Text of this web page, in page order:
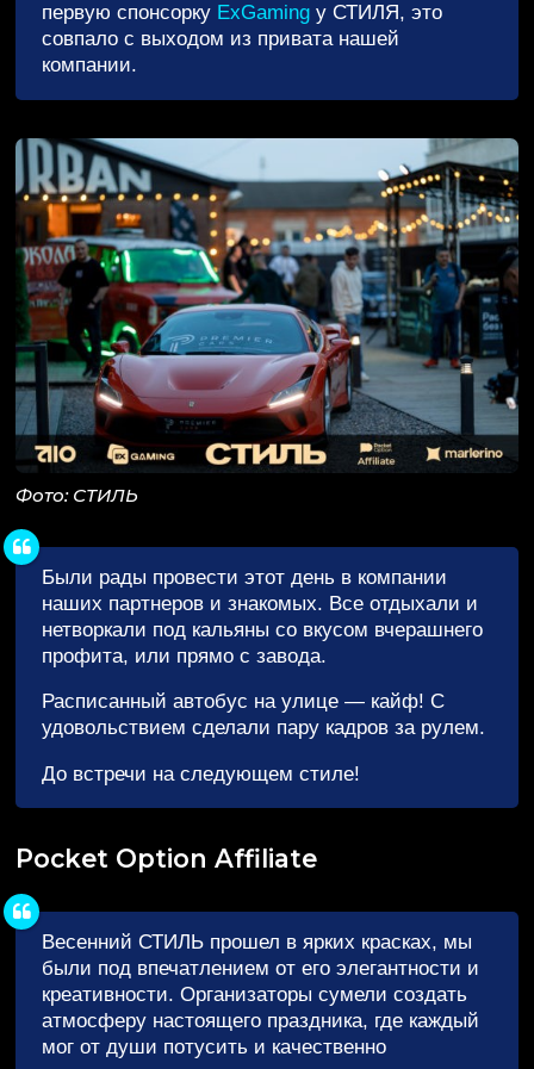
первую спонсорку ExGaming у СТИЛЯ, это
совпало с выходом из привата нашей
компании.
Фото: СТИЛЬ
Были рады провести этот день в компании
наших партнеров и знакомых. Все отдыхали и
нетворкали под кальяны со вкусом вчерашнего
профита, или прямо с завода.
Расписанный автобус на улице — кайф! С
удовольствием сделали пару кадров за рулем.
До встречи на следующем стиле!
Pocket Option Affiliate
Весенний СТИЛЬ прошел в ярких красках, мы
были под впечатлением от его элегантности и
креативности. Организаторы сумели создать
атмосферу настоящего праздника, где каждый
мог от души потусить и качественно